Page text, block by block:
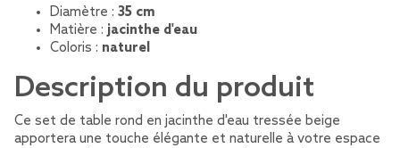
Diamètre : 35 cm
Matière : jacinthe d'eau
Coloris : naturel
Description du produit
Ce set de table rond en jacinthe d'eau tressée beige
apportera une touche élégante et naturelle à votre espace